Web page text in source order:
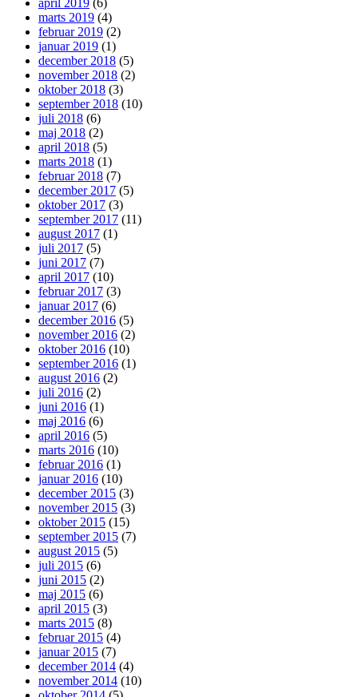
april 2019 (6)
marts 2019 (4)
februar 2019 (2)
januar 2019 (1)
december 2018 (5)
november 2018 (2)
oktober 2018 (3)
september 2018 (10)
juli 2018 (6)
maj 2018 (2)
april 2018 (5)
marts 2018 (1)
februar 2018 (7)
december 2017 (5)
oktober 2017 (3)
september 2017 (11)
august 2017 (1)
juli 2017 (5)
juni 2017 (7)
april 2017 (10)
februar 2017 (3)
januar 2017 (6)
december 2016 (5)
november 2016 (2)
oktober 2016 (10)
september 2016 (1)
august 2016 (2)
juli 2016 (2)
juni 2016 (1)
maj 2016 (6)
april 2016 (5)
marts 2016 (10)
februar 2016 (1)
januar 2016 (10)
december 2015 (3)
november 2015 (3)
oktober 2015 (15)
september 2015 (7)
august 2015 (5)
juli 2015 (6)
juni 2015 (2)
maj 2015 (6)
april 2015 (3)
marts 2015 (8)
februar 2015 (4)
januar 2015 (7)
december 2014 (4)
november 2014 (10)